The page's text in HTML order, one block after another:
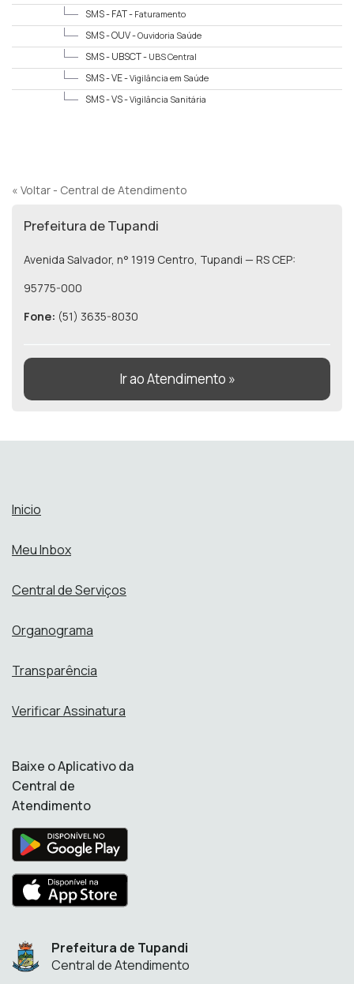
SMS - FAT - Faturamento
SMS - OUV -Ouvidoria Saúde
SMS - UBSCT - UBS Central
SMS - VE -Vigilância em Saúde
SMS - VS -Vigilância Sanitária
« Voltar - Central de Atendimento
Prefeitura de Tupandi
Avenida Salvador, n° 1919 Centro, Tupandi — RS CEP:
95775-000
Fone: (51) 3635-8030
Ir ao Atendimento »
Inicio
Meu Inbox
Central de Serviços
Organograma
Transparência
Verificar Assinatura
Baixe o Aplicativo da
Central de
Atendimento
Prefeitura de Tupandi
Central de Atendimento